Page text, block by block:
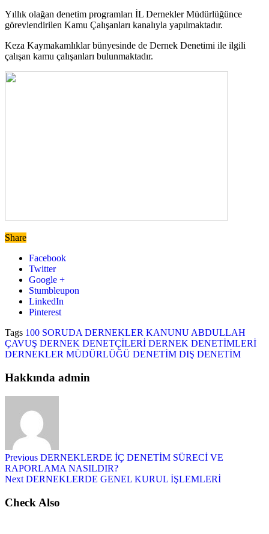
Yıllık olağan denetim programları İL Dernekler Müdürlüğünce
görevlendirilen Kamu Çalışanları kanalıyla yapılmaktadır.
Keza Kaymakamlıklar bünyesinde de Dernek Denetimi ile ilgili
çalışan kamu çalışanları bulunmaktadır.
Share
Facebook
Twitter
Google +
Stumbleupon
LinkedIn
Pinterest
Tags 100 SORUDA DERNEKLER KANUNU ABDULLAH
ÇAVUŞ DERNEK DENETÇİLERİ DERNEK DENETİMLERİ
DERNEKLER MÜDÜRLÜĞÜ DENETİM DIŞ DENETİM
Hakkında admin
Previous DERNEKLERDE İÇ DENETİM SÜRECİ VE
RAPORLAMA NASILDIR?
Next DERNEKLERDE GENEL KURUL İŞLEMLERİ
Check Also